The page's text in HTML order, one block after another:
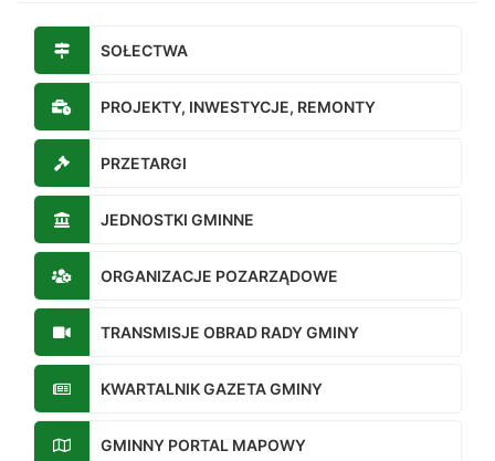
SOŁECTWA
PROJEKTY, INWESTYCJE, REMONTY
PRZETARGI
JEDNOSTKI GMINNE
ORGANIZACJE POZARZĄDOWE
TRANSMISJE OBRAD RADY GMINY
KWARTALNIK GAZETA GMINY
GMINNY PORTAL MAPOWY